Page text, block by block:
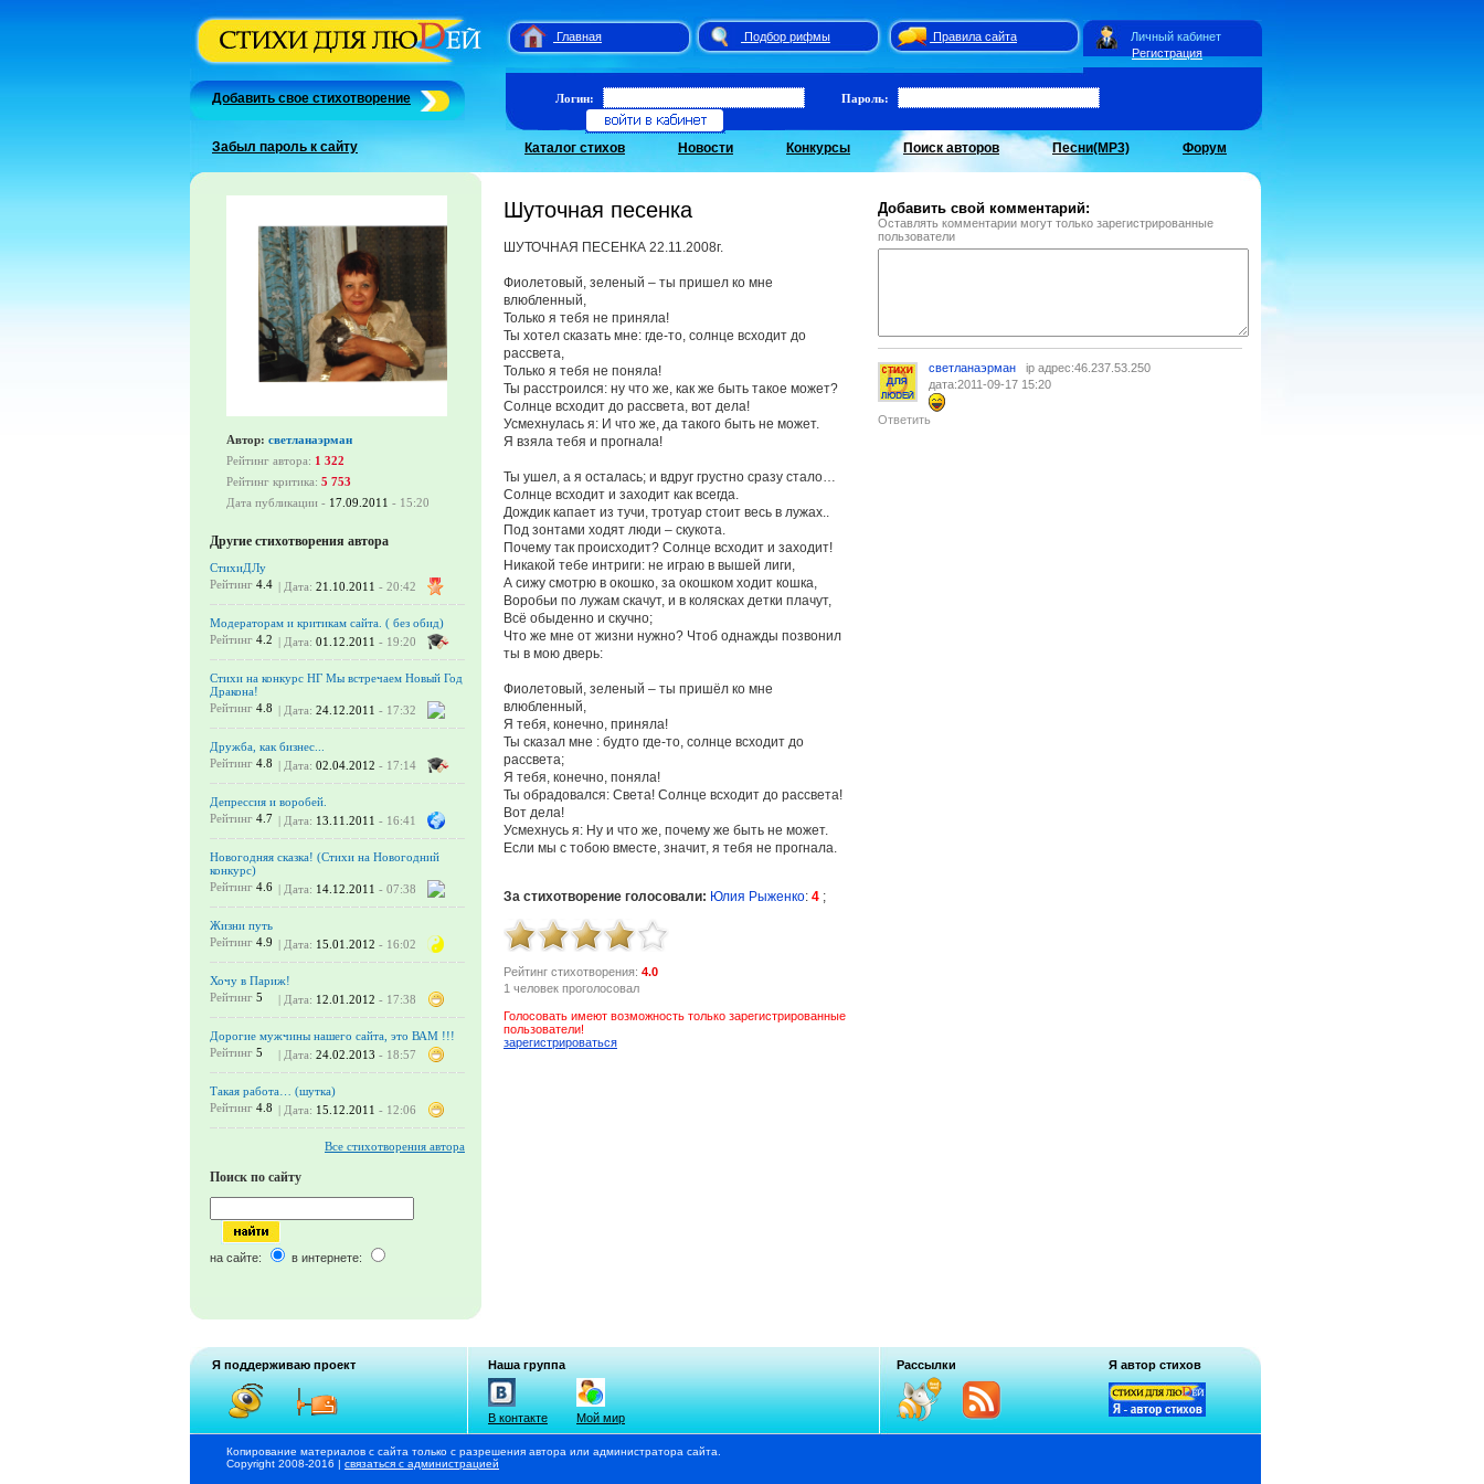
Главная Подбор рифмы
Правила сайта
Регистрация
Личный кабинет
Добавить свое стихотворение
Забыл пароль к сайту
Логин: Пароль:
Каталог стихов Новости Конкурсы Поиск авторов Песни(MP3) Форум
Автор: светланаэрман
Рейтинг автора: 1 322
Рейтинг критика: 5 753
Дата публикации - 17.09.2011 - 15:20
Другие стихотворения автора
СтихиДЛу
Рейтинг 4.4 | Дата: 21.10.2011 - 20:42
Модераторам и критикам сайта. ( без обид)
Рейтинг 4.2 | Дата: 01.12.2011 - 19:20
Стихи на конкурс НГ Мы встречаем Новый Год
Дракона!
Рейтинг 4.8 | Дата: 24.12.2011 - 17:32
Дружба, как бизнес...
Рейтинг 4.8 | Дата: 02.04.2012 - 17:14
Депрессия и воробей.
Рейтинг 4.7 | Дата: 13.11.2011 - 16:41
Новогодняя сказка! (Стихи на Новогодний
конкурс)
Рейтинг 4.6 | Дата: 14.12.2011 - 07:38
Жизни путь
Рейтинг 4.9 | Дата: 15.01.2012 - 16:02
Хочу в Париж!
Рейтинг 5 | Дата: 12.01.2012 - 17:38
Дорогие мужчины нашего сайта, это ВАМ !!!
Рейтинг 5 | Дата: 24.02.2013 - 18:57
Такая работа… (шутка)
Рейтинг 4.8 | Дата: 15.12.2011 - 12:06
Все стихотворения автора
Поиск по сайту
на сайте: в интернете:
Шуточная песенка
ШУТОЧНАЯ ПЕСЕНКА 22.11.2008г.
Фиолетовый, зеленый – ты пришел ко мне
влюбленный,
Только я тебя не приняла!
Ты хотел сказать мне: где-то, солнце всходит до
рассвета,
Только я тебя не поняла!
Ты расстроился: ну что же, как же быть такое может?
Солнце всходит до рассвета, вот дела!
Усмехнулась я: И что же, да такого быть не может.
Я взяла тебя и прогнала!
Ты ушел, а я осталась; и вдруг грустно сразу стало…
Солнце всходит и заходит как всегда.
Дождик капает из тучи, тротуар стоит весь в лужах..
Под зонтами ходят люди – скукота.
Почему так происходит? Солнце всходит и заходит!
Никакой тебе интриги: не играю в вышей лиги,
А сижу смотрю в окошко, за окошком ходит кошка,
Воробьи по лужам скачут, и в колясках детки плачут,
Всё обыденно и скучно;
Что же мне от жизни нужно? Чтоб однажды позвонил
ты в мою дверь:
Фиолетовый, зеленый – ты пришёл ко мне
влюбленный,
Я тебя, конечно, приняла!
Ты сказал мне : будто где-то, солнце всходит до
рассвета;
Я тебя, конечно, поняла!
Ты обрадовался: Света! Солнце всходит до рассвета!
Вот дела!
Усмехнусь я: Ну и что же, почему же быть не может.
Если мы с тобою вместе, значит, я тебя не прогнала.
За стихотворение голосовали: Юлия Рыженко: 4 ;
Рейтинг стихотворения: 4.0
1 человек проголосовал
Голосовать имеют возможность только зарегистрированные
пользователи!
зарегистрироваться
Добавить свой комментарий:
Оставлять комментарии могут только зарегистрированные
пользователи
светланаэрман
ip адрес:46.237.53.250
дата:2011-09-17 15:20
Ответить
Я поддерживаю проект Наша группа
В контакте Мой мир
Рассылки Я автор стихов
Копирование материалов с сайта только с разрешения автора или администратора сайта.
Copyright 2008-2016 | связаться с администрацией